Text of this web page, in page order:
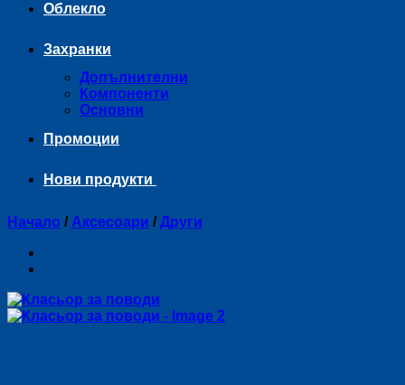
Облекло
Захранки
Допълнителни
Компоненти
Основни
Промоции
Нови продукти
Начало / Аксесоари / Други